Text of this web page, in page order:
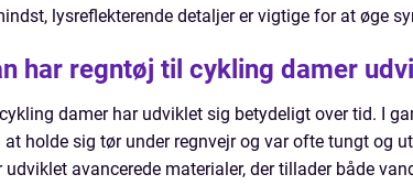
lysreflekterende detaljer er vigtige for at øge
har regntøj til cykling damer
damer har udviklet sig betydeligt over tid. I
holde sig tør under regnvejr og var ofte tungt og
udviklet avancerede materialer, der tillader både